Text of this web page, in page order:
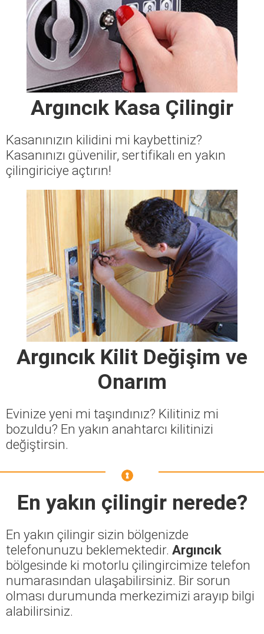
Argıncık Kasa Çilingir
Kasanınızın kilidini mi kaybettiniz?
Kasanınızı güvenilir, sertifikalı en yakın
çilingiriciye açtırın!
Argıncık Kilit Değişim ve
Onarım
Evinize yeni mi taşındınız? Kilitiniz mi
bozuldu? En yakın anahtarcı kilitinizi
değiştirsin.
En yakın çilingir nerede?
En yakın çilingir sizin bölgenizde
telefonunuzu beklemektedir. Argıncık
bölgesinde ki motorlu çilingircimize telefon
numarasından ulaşabilirsiniz. Bir sorun
olması durumunda merkezimizi arayıp bilgi
alabilirsiniz.